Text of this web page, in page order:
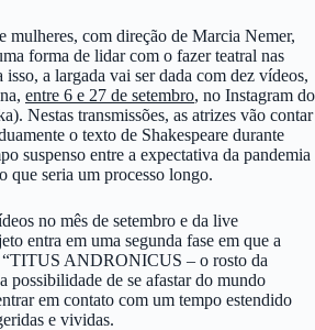
mulheres, com direção de Marcia Nemer,
forma de lidar com o fazer teatral nas
isso, a largada vai ser dada com dez vídeos,
entre 6 e 27 de setembro, no Instagram do
Nestas transmissões, as atrizes vão contar
o texto de Shakespeare durante
suspenso entre a expectativa da pandemia
que seria um processo longo.
no mês de setembro e da live
entra em uma segunda fase em que a
“TITUS ANDRONICUS – o rosto da
possibilidade de se afastar do mundo
em contato com um tempo estendido
e vividas.